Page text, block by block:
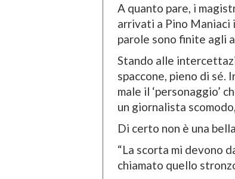
A quanto pare, i
arrivati a Pino Maniaci
parole sono finite agli
Stando alle
spaccone, pieno di sé.
male il ‘personaggio’
un giornalista
Di certo non è una
“La scorta mi devono
chiamato quello